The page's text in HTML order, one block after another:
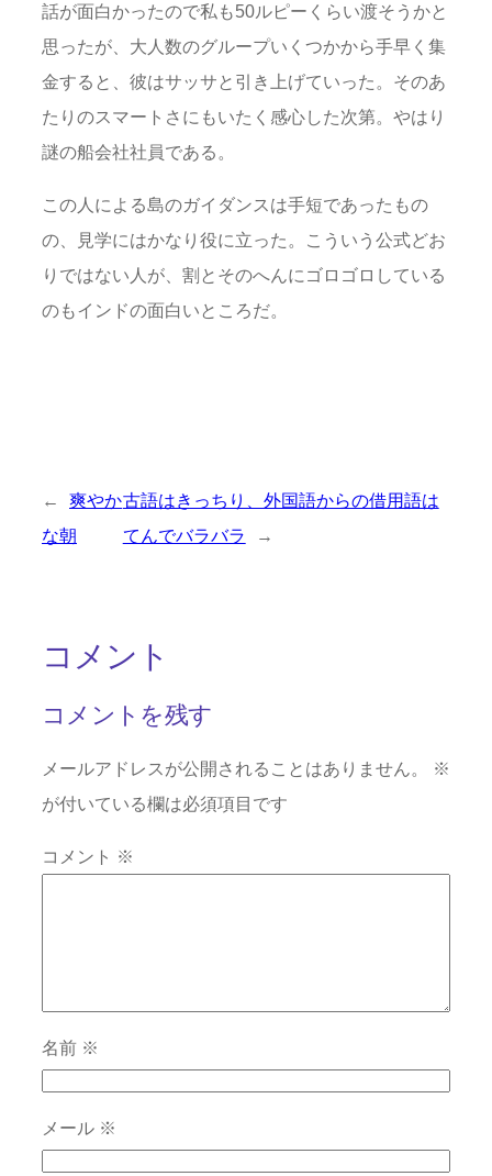
話が面白かったので私も50ルピーくらい渡そうかと
思ったが、大人数のグループいくつかから手早く集
金すると、彼はサッサと引き上げていった。そのあ
たりのスマートさにもいたく感心した次第。やはり
謎の船会社社員である。
この人による島のガイダンスは手短であったもの
の、見学にはかなり役に立った。こういう公式どお
りではない人が、割とそのへんにゴロゴロしている
のもインドの面白いところだ。
←
爽やか
な朝
古語はきっちり、外国語からの借用語は
てんでバラバラ
→
コメント
コメントを残す
メールアドレスが公開されることはありません。
※
が付いている欄は必須項目です
コメント ※
名前 ※
メール ※